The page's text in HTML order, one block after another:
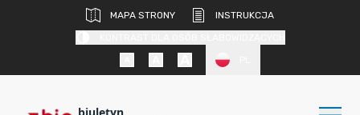
MAPA STRONY
INSTRUKCJA